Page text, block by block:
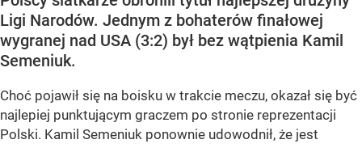
Ligi Narodów. Jednym z bohaterów finałowej
wygranej nad USA (3:2) był bez wątpienia Kamil
Semeniuk.
Choć pojawił się na boisku w trakcie meczu, okazał się być
najlepiej punktującym graczem po stronie reprezentacji
Polski. Kamil Semeniuk ponownie udowodnił, że jest